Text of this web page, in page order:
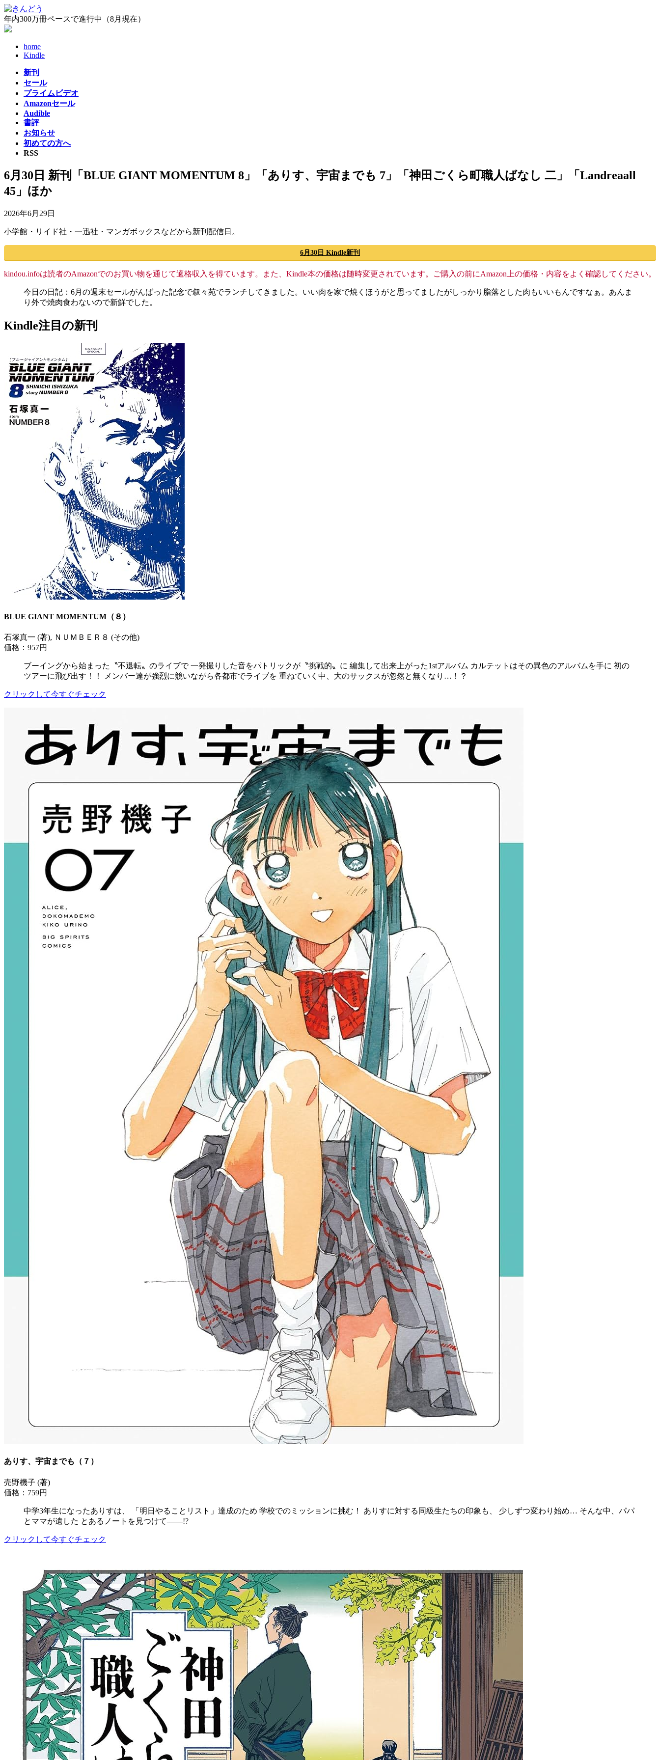
コ
ン
テ
ナ
ビ
ゲ
年内300万冊ペースで進行中（8月現在）
home
Kindle
新刊
セール
プライムビデオ
Amazonセール
Audible
書評
お知らせ
初めての方へ
RSS
6月30日 新刊「BLUE GIANT MOMENTUM 8」「ありす、宇宙までも 7」「神田ごくら町職人ばなし 二」「Landreaall
45」ほか
2026年6月29日
小学館・リイド社・一迅社・マンガボックスなどから新刊配信日。
6月30日 Kindle新刊
kindou.infoは読者のAmazonでのお買い物を通じて適格収入を得ています。また、Kindle本の価格は随時変更されています。ご購入の前にAmazon上の価格・内容をよく確認してください。
今日の日記：6月の週末セールがんばった記念で叙々苑でランチしてきました。いい肉を家で焼くほうがと思ってましたがしっかり脂落とした肉もいいもんですなぁ。あんま
り外で焼肉食わないので新鮮でした。
Kindle注目の新刊
BLUE GIANT MOMENTUM（８）
石塚真一 (著), ＮＵＭＢＥＲ８ (その他)
価格：957円
ブーイングから始まった〝不退転〟のライブで 一発撮りした音をパトリックが〝挑戦的〟に 編集して出来上がった1stアルバム カルテットはその異色のアルバムを手に 初の
ツアーに飛び出す！！ メンバー達が強烈に競いながら各都市でライブを 重ねていく中、大のサックスが忽然と無くなり…！？
クリックして今すぐチェック
ありす、宇宙までも（７）
売野機子 (著)
価格：759円
中学3年生になったありすは、 「明日やることリスト」達成のため 学校でのミッションに挑む！ ありすに対する同級生たちの印象も、 少しずつ変わり始め… そんな中、パパ
とママが遺した とあるノートを見つけて――!?
クリックして今すぐチェック